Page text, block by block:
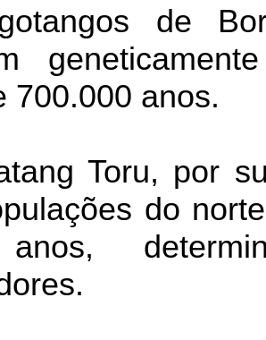
de
700.000 anos.
Toru, por
do